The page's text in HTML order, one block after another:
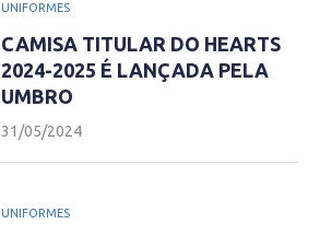
UNIFORMES
CAMISA TITULAR DO HEARTS
2024-2025 É LANÇADA PELA
UMBRO
31/05/2024
UNIFORMES